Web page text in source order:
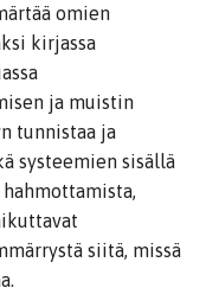
omien
kirjassa
ja muistin
tunnistaa ja
systeemien sisällä
siitä, missä